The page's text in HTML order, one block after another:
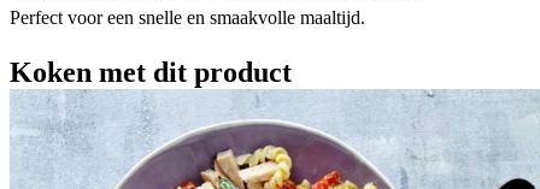
Perfect voor een snelle en smaakvolle maaltijd.
Koken met dit product